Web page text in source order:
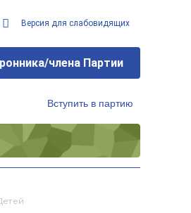
Версия для слабовидящих
члена Партии
Вступить в партию